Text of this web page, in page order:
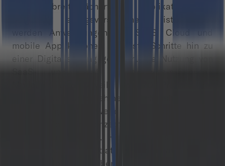
einer breitgefächerten Applikationsbasis
langfristig erfolgsversprechend ist. Dabei
werden Anwendungen wie SaaS, Cloud und
mobile Applikationen als erste Schritte hin zu
einer Digitalisierung gesehen. Die Nutzung von
Modellen wird jeweils von 70 Prozent der
untersuchten Unternehmen in nächster Zeit in
Planung gestellt. Weitere Top-Themen sind
digitale Marketingkonzepte und Mobile-Device-
Managementsysteme. Hier bilden sich immer
umfangreichere Strategien heraus, die
mittlerweile weit über das bloße „Device-